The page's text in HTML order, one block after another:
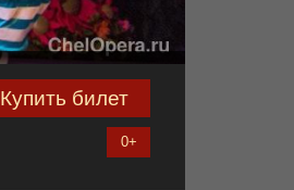
Купить билет
0+